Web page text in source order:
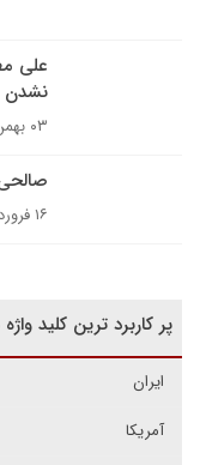
علی
نشدن
۰۳ بهمن ۱۳۹۶
۱۶ فروردین ۱۳۹۵
پر کاربرد ترین کلید
ایران
آمریکا